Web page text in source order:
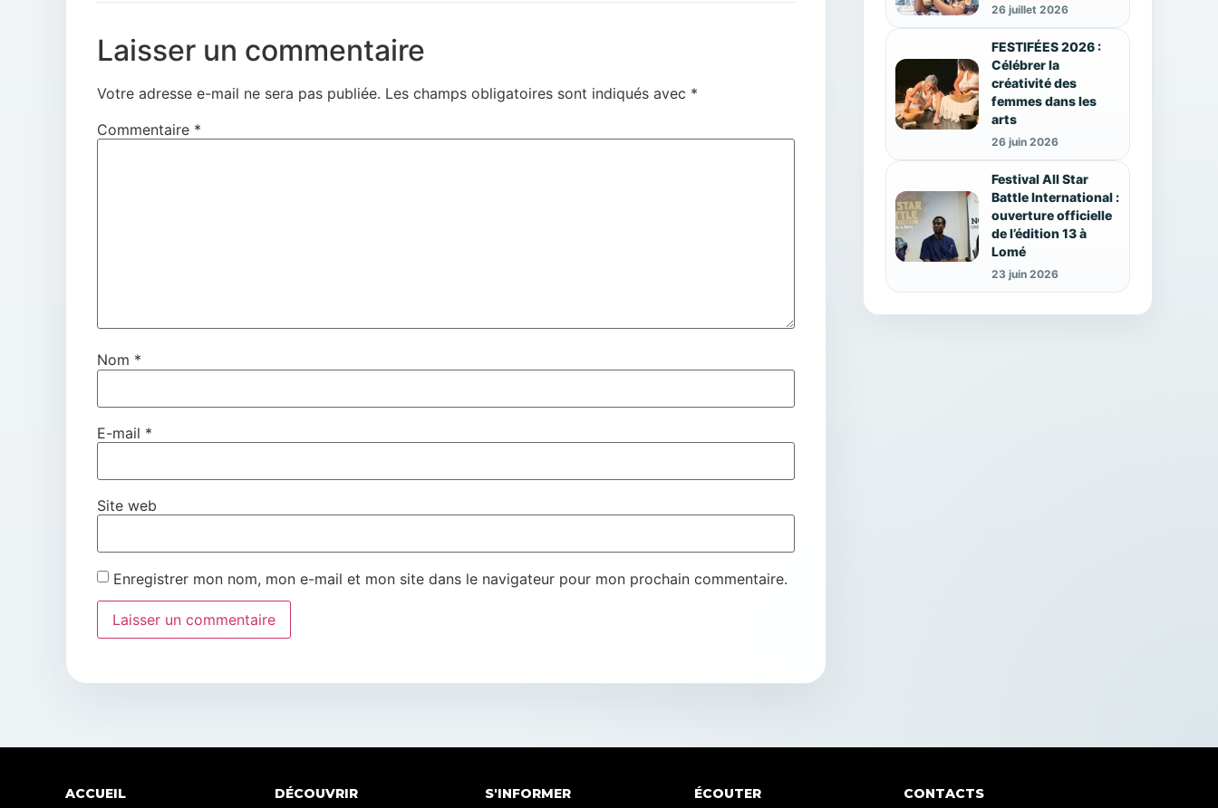
Laisser un commentaire
Votre adresse e-mail ne sera pas publiée. Les champs obligatoires sont indiqués avec *
Commentaire *
Nom *
E-mail *
Site web
Enregistrer mon nom, mon e-mail et mon site dans le navigateur pour mon prochain commentaire.
26 juillet 2026
FESTIFÉES 2026 :
Célébrer la
créativité des
femmes dans les
arts
26 juin 2026
Festival All Star
Battle International :
ouverture officielle
de l’édition 13 à
Lomé
23 juin 2026
ACCUEIL DÉCOUVRIR S'INFORMER ÉCOUTER CONTACTS